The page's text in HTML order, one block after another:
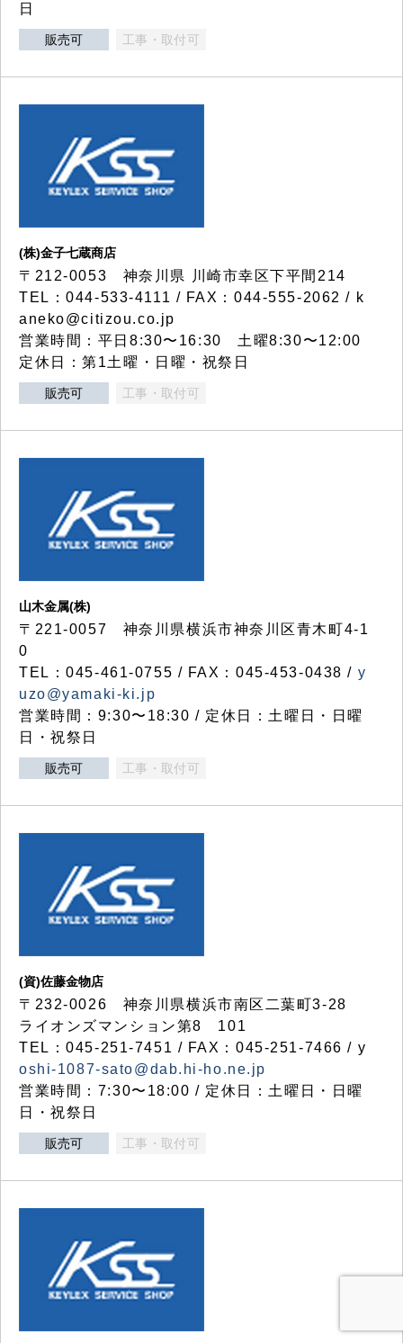
日
販売可 工事・取付可
(株)金子七蔵商店
〒212-0053 神奈川県 川崎市幸区下平間214
TEL：044-533-4111 / FAX：044-555-2062 / k
aneko@citizou.co.jp
営業時間：平日8:30〜16:30 土曜8:30〜12:00
定休日：第1土曜・日曜・祝祭日
販売可 工事・取付可
山木金属(株)
〒221-0057 神奈川県横浜市神奈川区青木町4-1
0
TEL：045-461-0755 / FAX：045-453-0438 / y
uzo@yamaki-ki.jp
営業時間：9:30〜18:30 / 定休日：土曜日・日曜
日・祝祭日
販売可 工事・取付可
(資)佐藤金物店
〒232-0026 神奈川県横浜市南区二葉町3-28
ライオンズマンション第8 101
TEL：045-251-7451 / FAX：045-251-7466 / y
oshi-1087-sato@dab.hi-ho.ne.jp
営業時間：7:30〜18:00 / 定休日：土曜日・日曜
日・祝祭日
販売可 工事・取付可